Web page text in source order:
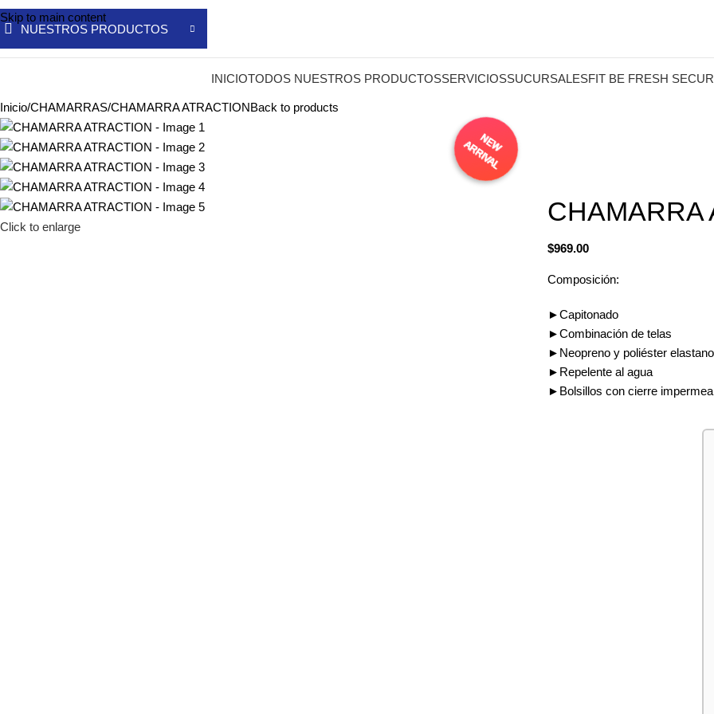
Skip to main content
NUESTROS PRODUCTOS
INICIOTODOS NUESTROS PRODUCTOSSERVICIOSSUCURSALESFIT BE FRESH
Inicio CHAMARRAS CHAMARRA ATRACTIONBack to products
Click to enlarge
CHAMARRA
$969.00
Composición:
►Capitonado
►Combinación de telas
►Neopreno y poliéster elastano
►Repelente al agua
►Bolsillos con cierre